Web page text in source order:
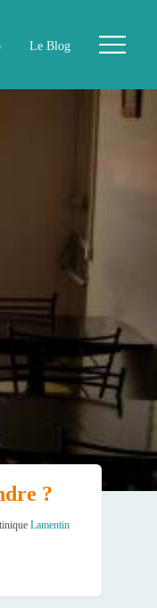
Le Blog
?
Lamentin